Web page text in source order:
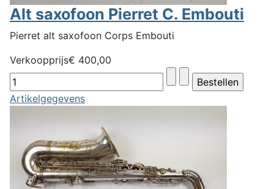
Alt saxofoon Pierret C. Embouti
Pierret alt saxofoon Corps Embouti
Verkoopprijs€ 400,00
Artikelgegevens